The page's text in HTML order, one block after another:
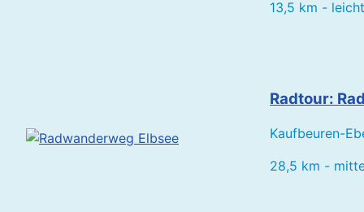
13,5 km - leicht
Radtour:
Kaufbeuren-
28,5 km -